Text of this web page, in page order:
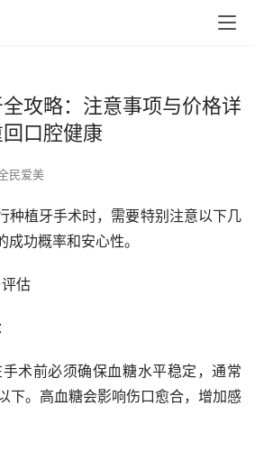
攻略：注意事项与价格详
口腔健康
民爱美
种植牙手术时，需要特别注意以下几
功概率和安心性。
估
下。高血糖会影响伤口愈合，增加感